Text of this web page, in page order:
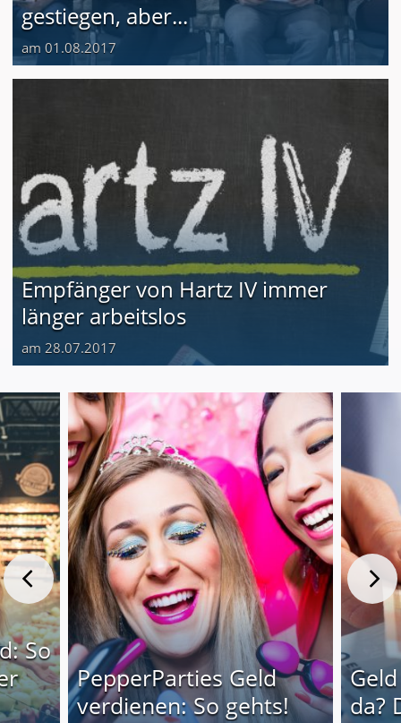
gestiegen, aber...
am 01.08.2017
Empfänger von Hartz IV immer
länger arbeitslos
am 28.07.2017
So
PepperParties Geld
verdienen: So gehts!
da?